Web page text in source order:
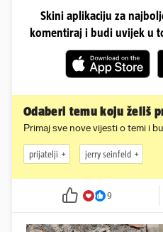
Skini aplikaciju za
komentiraj i budi uvijek u
Odaberi temu koju želiš
Primaj sve nove vijesti o temi i
prijatelji jerry seinfeld
9